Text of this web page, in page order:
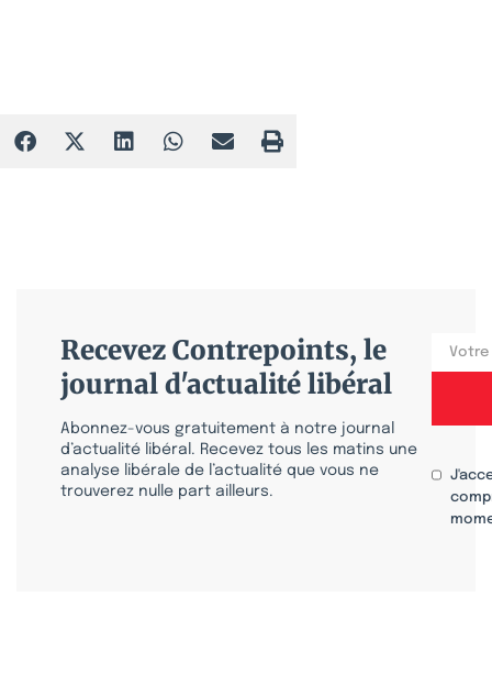
Recevez Contrepoints, le
journal d'actualité libéral
Abonnez-vous gratuitement à notre journal
d’actualité libéral. Recevez tous les matins une
analyse libérale de l’actualité que vous ne
trouverez nulle part ailleurs.